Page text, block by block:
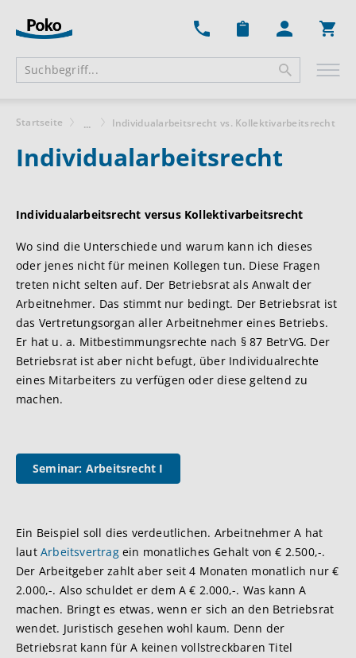
Startseite ... Individualarbeitsrecht vs. Kollektivarbeitsrecht
Individualarbeitsrecht
Individualarbeitsrecht versus Kollektivarbeitsrecht
Wo sind die Unterschiede und warum kann ich dieses
oder jenes nicht für meinen Kollegen tun. Diese Fragen
treten nicht selten auf. Der Betriebsrat als Anwalt der
Arbeitnehmer. Das stimmt nur bedingt. Der Betriebsrat ist
das Vertretungsorgan aller Arbeitnehmer eines Betriebs.
Er hat u. a. Mitbestimmungsrechte nach § 87 BetrVG. Der
Betriebsrat ist aber nicht befugt, über Individualrechte
eines Mitarbeiters zu verfügen oder diese geltend zu
machen.
Seminar: Arbeitsrecht I
Ein Beispiel soll dies verdeutlichen. Arbeitnehmer A hat
laut Arbeitsvertrag ein monatliches Gehalt von € 2.500,-.
Der Arbeitgeber zahlt aber seit 4 Monaten monatlich nur €
2.000,-. Also schuldet er dem A € 2.000,-. Was kann A
machen. Bringt es etwas, wenn er sich an den Betriebsrat
wendet. Juristisch gesehen wohl kaum. Denn der
Betriebsrat kann für A keinen vollstreckbaren Titel